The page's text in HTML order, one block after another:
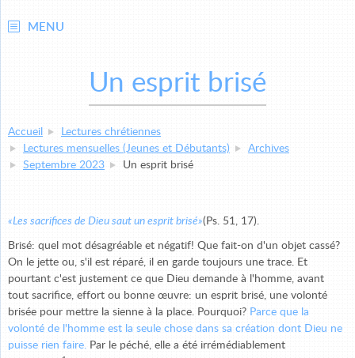
MENU
Un esprit brisé
Accueil
Lectures chrétiennes
Lectures mensuelles (Jeunes et Débutants)
Archives
Septembre 2023
Un esprit brisé
«Les sacrifices de Dieu saut un esprit brisé»(Ps. 51, 17).
Brisé: quel mot désagréable et négatif! Que fait-on d'un objet cassé?
On le jette ou, s'il est réparé, il en garde toujours une trace. Et
pourtant c'est justement ce que Dieu demande à l'homme, avant
tout sacrifice, effort ou bonne œuvre: un esprit brisé, une volonté
brisée pour mettre la sienne à la place. Pourquoi? Parce que la
volonté de l'homme est la seule chose dans sa création dont Dieu ne
puisse rien faire. Par le péché, elle a été irrémédiablement